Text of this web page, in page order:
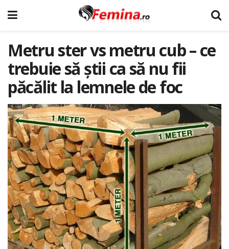
Metru ster vs metru cub – ce
trebuie să știi ca să nu fii
păcălit la lemnele de foc